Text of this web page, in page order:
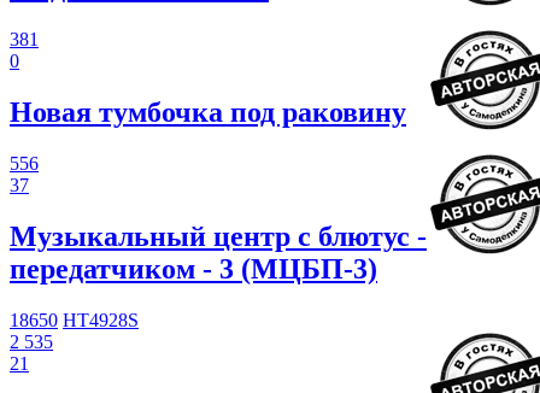
381
0
Новая тумбочка под раковину
556
37
Музыкальный центр с блютус -
передатчиком - 3 (МЦБП-3)
18650 HT4928S
2 535
21